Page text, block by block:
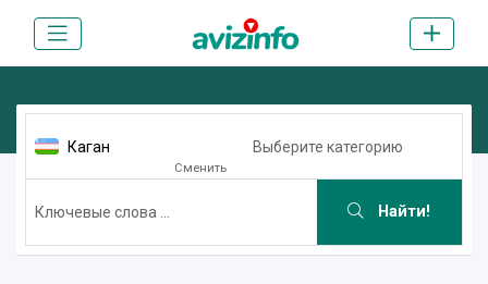
Каган
Сменить
Выберите категорию
Найти!